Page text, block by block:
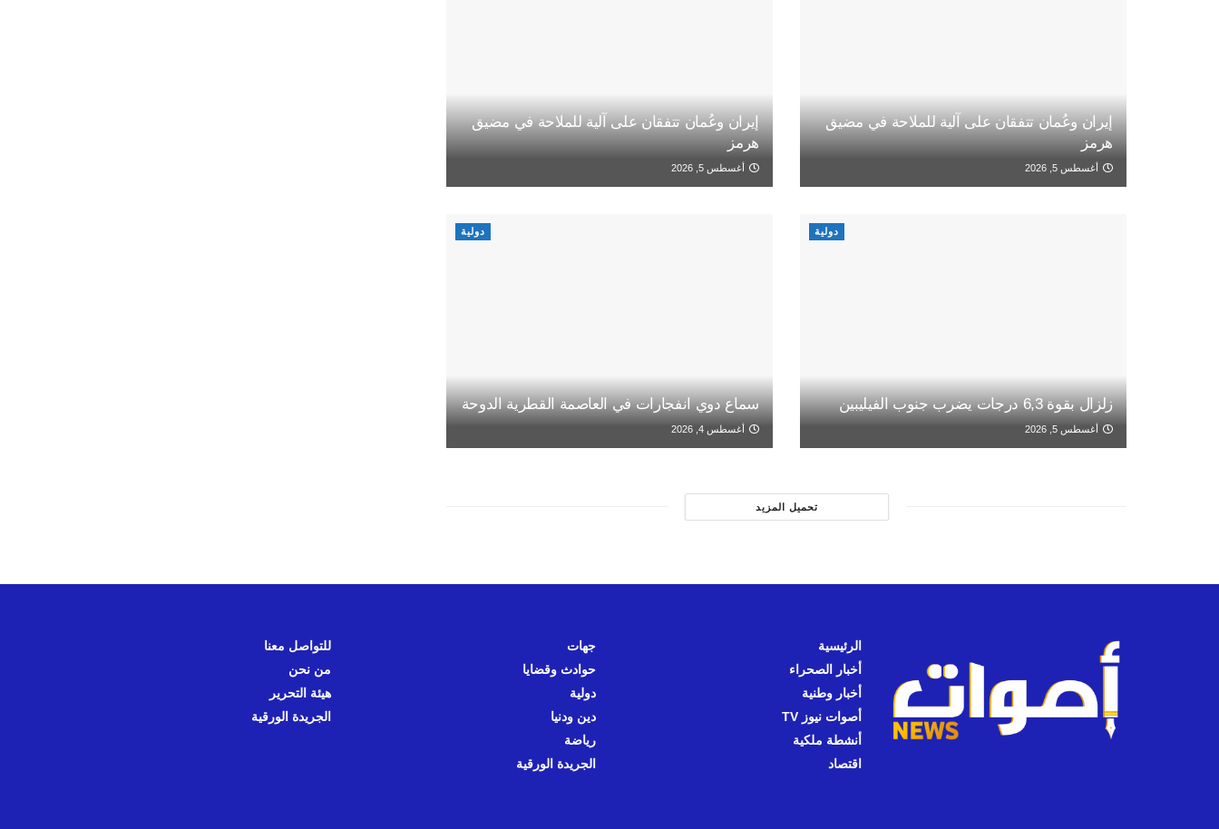
إيران وعُمان تتفقان على آلية للملاحة في مضيق
هرمز
أغسطس 5, 2026
إيران وعُمان تتفقان على آلية للملاحة في مضيق
هرمز
أغسطس 5, 2026
دولية
زلزال بقوة 6,3 درجات يضرب جنوب الفيليبين
أغسطس 5, 2026
دولية
سماع دوي انفجارات في العاصمة القطرية الدوحة
أغسطس 4, 2026
تحميل المزيد
الرئيسية
أخبار الصحراء
أخبار وطنية
أصوات نيوز TV
أنشطة ملكية
اقتصاد
جهات
حوادث وقضايا
دولية
دين ودنيا
رياضة
الجريدة الورقية
للتواصل معنا
من نحن
هيئة التحرير
الجريدة الورقية